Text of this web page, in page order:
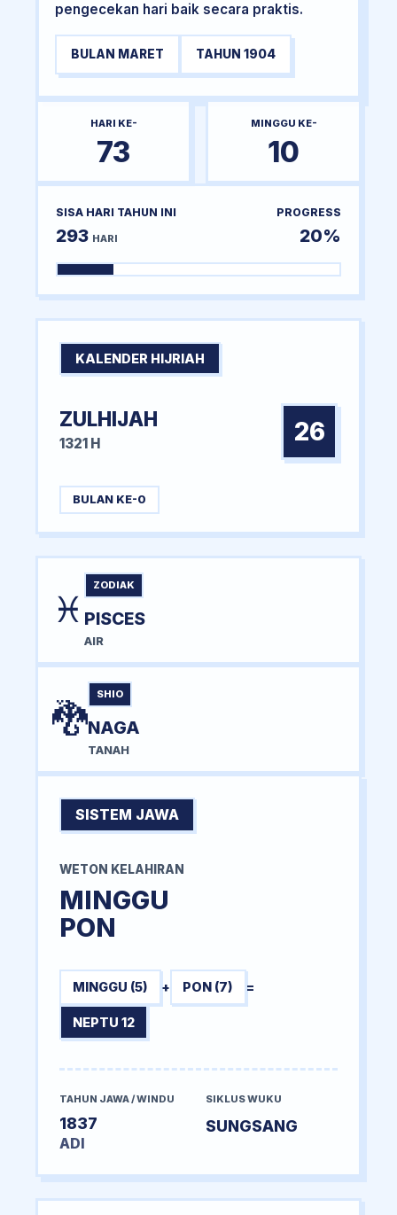
pengecekan hari baik secara praktis.
BULAN MARET TAHUN 1904
HARI KE-
73
MINGGU KE-
10
SISA HARI TAHUN INI
293 HARI
PROGRESS
20%
KALENDER HIJRIAH
ZULHIJAH
1321 H 26
BULAN KE-0
♓
ZODIAK
PISCES
AIR
🐉
SHIO
NAGA
TANAH
SISTEM JAWA
WETON KELAHIRAN
MINGGU
PON
MINGGU (5) + PON (7) =
NEPTU 12
TAHUN JAWA / WINDU
1837
ADI
SIKLUS WUKU
SUNGSANG